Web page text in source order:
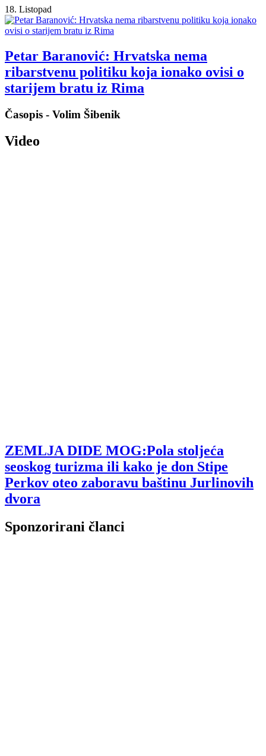
18. Listopad
Petar Baranović: Hrvatska nema
ribarstvenu politiku koja ionako ovisi o
starijem bratu iz Rima
Časopis - Volim Šibenik
Video
ZEMLJA DIDE MOG:Pola stoljeća
seoskog turizma ili kako je don Stipe
Perkov oteo zaboravu baštinu Jurlinovih
dvora
Sponzorirani članci